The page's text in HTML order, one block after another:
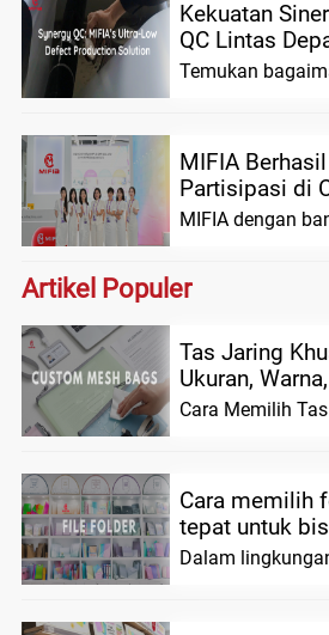
Kekuatan
QC Lintas
Memastikan
Temukan
MIFIA
Partisipasi di
139:
MIFIA dengan
Artikel Populer
Tas Jaring
Ukuran,
untuk
Cara Memilih
Cara memilih
tepat untuk
Dalam